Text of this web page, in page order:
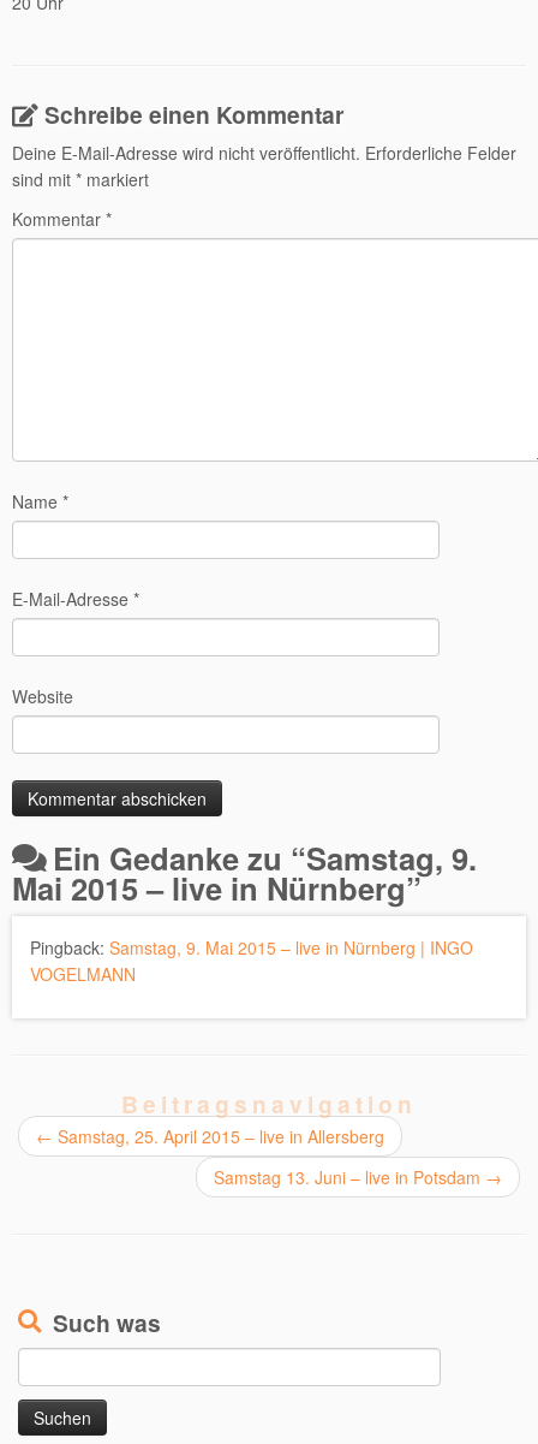
Schreibe einen Kommentar
Deine E-Mail-Adresse wird nicht veröffentlicht. Erforderliche Felder
sind mit * markiert
Kommentar *
Name *
E-Mail-Adresse *
Website
Ein Gedanke zu “Samstag, 9.
Mai 2015 – live in Nürnberg”
Pingback: Samstag, 9. Mai 2015 – live in Nürnberg | INGO
VOGELMANN
Beitragsnavigation
← Samstag, 25. April 2015 – live in Allersberg
Samstag 13. Juni – live in Potsdam →
Such was
nach: